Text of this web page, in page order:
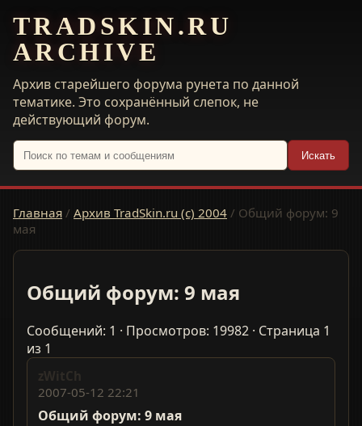
TRADSKIN.RU
ARCHIVE
Архив старейшего форума рунета по данной
тематике. Это сохранённый слепок, не
действующий форум.
Искать
Главная / Архив TradSkin.ru (с) 2004 / Общий форум: 9
мая
Общий форум: 9 мая
Сообщений: 1 · Просмотров: 19982 · Страница 1
из 1
zWitCh
2007-05-12 22:21
Общий форум: 9 мая